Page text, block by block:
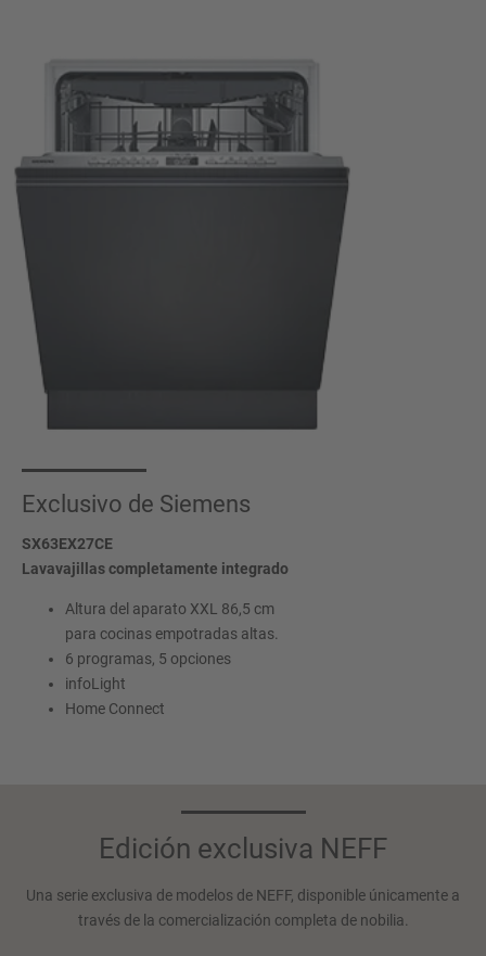
Exclusivo de Siemens
SX63EX27CE
Lavavajillas completamente integrado
Altura del aparato XXL 86,5 cm
para cocinas empotradas altas.
6 programas, 5 opciones
infoLight
Home Connect
Edición exclusiva NEFF
Una serie exclusiva de modelos de NEFF, disponible únicamente a
través de la comercialización completa de nobilia.